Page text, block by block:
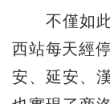
不僅如此
西站每天經
安、延安、